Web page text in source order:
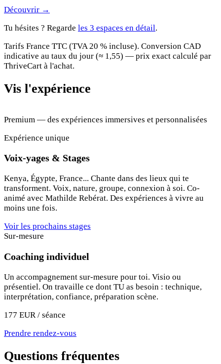
Découvrir →
Tu hésites ? Regarde les 3 espaces en détail.
Tarifs France TTC (TVA 20 % incluse). Conversion CAD
indicative au taux du jour (≈ 1,55) — prix exact calculé par
ThriveCart à l'achat.
Vis l'expérience
Premium — des expériences immersives et personnalisées
Expérience unique
Voix-yages & Stages
Kenya, Égypte, France... Chante dans des lieux qui te
transforment. Voix, nature, groupe, connexion à soi. Co-
animé avec Mathilde Rebérat. Des expériences à vivre au
moins une fois.
Voir les prochains stages
Sur-mesure
Coaching individuel
Un accompagnement sur-mesure pour toi. Visio ou
présentiel. On travaille ce dont TU as besoin : technique,
interprétation, confiance, préparation scène.
177 EUR / séance
Prendre rendez-vous
Questions fréquentes